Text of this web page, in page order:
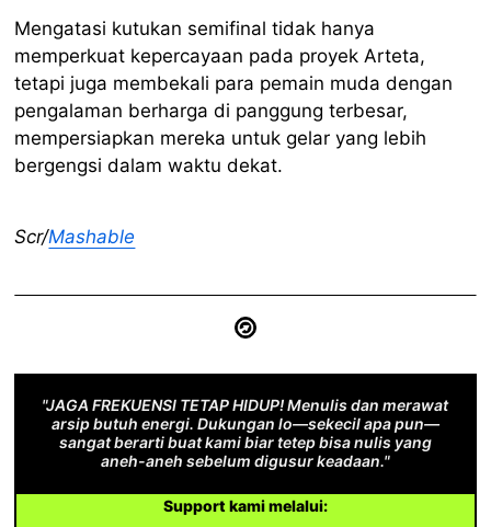
Mengatasi kutukan semifinal tidak hanya
memperkuat kepercayaan pada proyek Arteta,
tetapi juga membekali para pemain muda dengan
pengalaman berharga di panggung terbesar,
mempersiapkan mereka untuk gelar yang lebih
bergengsi dalam waktu dekat.
Scr/Mashable
"JAGA FREKUENSI TETAP HIDUP! Menulis dan merawat
arsip butuh energi. Dukungan lo—sekecil apa pun—
sangat berarti buat kami biar tetep bisa nulis yang
aneh-aneh sebelum digusur keadaan."
Support kami melalui: